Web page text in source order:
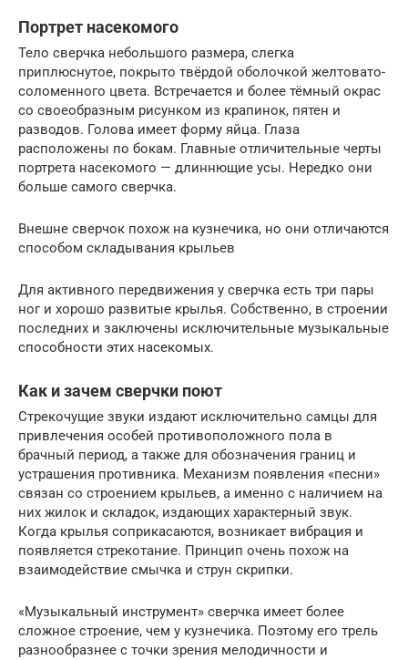
Портрет насекомого
Тело сверчка небольшого размера, слегка
приплюснутое, покрыто твёрдой оболочкой желтовато-
соломенного цвета. Встречается и более тёмный окрас
со своеобразным рисунком из крапинок, пятен и
разводов. Голова имеет форму яйца. Глаза
расположены по бокам. Главные отличительные черты
портрета насекомого — длиннющие усы. Нередко они
больше самого сверчка.
Внешне сверчок похож на кузнечика, но они отличаются
способом складывания крыльев
Для активного передвижения у сверчка есть три пары
ног и хорошо развитые крылья. Собственно, в строении
последних и заключены исключительные музыкальные
способности этих насекомых.
Как и зачем сверчки поют
Стрекочущие звуки издают исключительно самцы для
привлечения особей противоположного пола в
брачный период, а также для обозначения границ и
устрашения противника. Механизм появления «песни»
связан со строением крыльев, а именно с наличием на
них жилок и складок, издающих характерный звук.
Когда крылья соприкасаются, возникает вибрация и
появляется стрекотание. Принцип очень похож на
взаимодействие смычка и струн скрипки.
«Музыкальный инструмент» сверчка имеет более
сложное строение, чем у кузнечика. Поэтому его трель
разнообразнее с точки зрения мелодичности и